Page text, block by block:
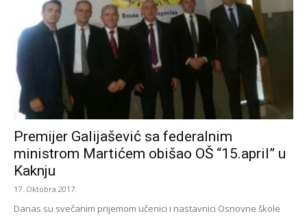
Premijer Galijašević sa federalnim
ministrom Martićem obišao OŠ “15.april” u
Kaknju
17. Oktobra 2017.
Danas su svečanim prijemom učenici i nastavnici Osnovne škole